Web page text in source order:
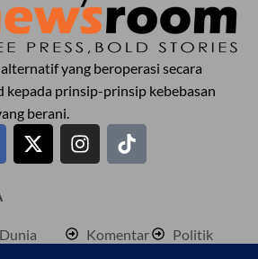
yang beroperasi secara
kepada prinsip-prinsip kebebasan
berani.
Dunia
Komentar
Politik